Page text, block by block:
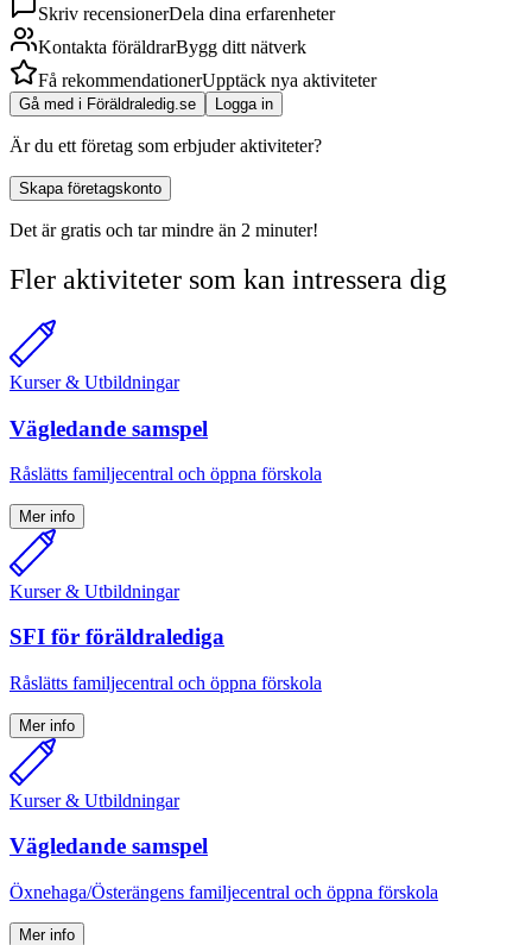
Skriv recensionerDela dina erfarenheter
Kontakta föräldrarBygg ditt nätverk
Få rekommendationerUpptäck nya aktiviteter
Gå med i Föräldraledig.se Logga in
Är du ett företag som erbjuder aktiviteter?
Skapa företagskonto
Det är gratis och tar mindre än 2 minuter!
Fler aktiviteter som kan intressera dig
Kurser & Utbildningar
Vägledande samspel
Råslätts familjecentral och öppna förskola
Mer info
Kurser & Utbildningar
SFI för föräldralediga
Råslätts familjecentral och öppna förskola
Mer info
Kurser & Utbildningar
Vägledande samspel
Öxnehaga/Österängens familjecentral och öppna förskola
Mer info